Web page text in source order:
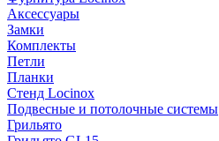
Аксессуары
Замки
Комплекты
Петли
Планки
Стенд Locinox
Подвесные и потолочные системы
Грильято